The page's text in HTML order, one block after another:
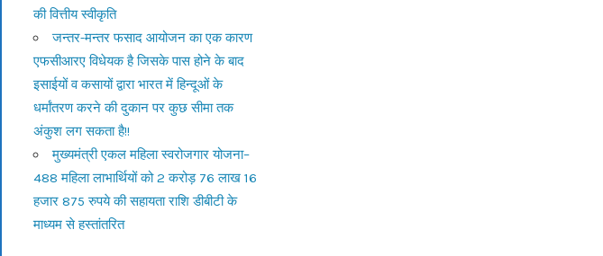
की वित्तीय स्वीकृति
जन्तर-मन्तर फसाद आयोजन का एक कारण
एफसीआरए विधेयक है जिसके पास होने के बाद
इसाईयों व कसायों द्वारा भारत में हिन्दूओं के
धर्मांतरण करने की दुकान पर कुछ सीमा तक
अंकुश लग सकता है!!
मुख्यमंत्री एकल महिला स्वरोजगार योजना–
488 महिला लाभार्थियों को 2 करोड़ 76 लाख 16
हजार 875 रुपये की सहायता राशि डीबीटी के
माध्यम से हस्तांतरित